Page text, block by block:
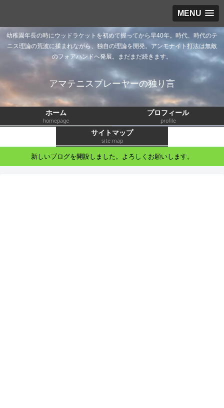
MENU
幼稚園年長の時にウッドラケットを初めて握ってから早40年。時代、時代のテ
ニス理論の荒波に揉まれながら、独自の理論を開発。アンモナイト打法は無敵
のフォアハンドへ発展。まだまだ続きます。
アマテニスプレーヤーの独り言
ホーム
homepage
プロフィール
profile
サイトマップ
site map
新しいブログを開設しました。よろしくお願いします。